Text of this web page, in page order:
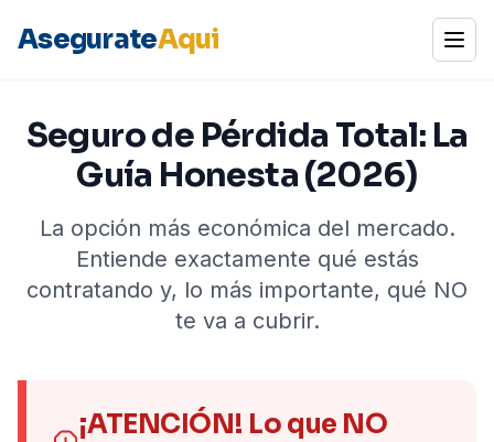
AsegurateAqui Abrir
Seguro de Pérdida Total: La
Guía Honesta (2026)
La opción más económica del mercado.
Entiende exactamente qué estás
contratando y, lo más importante, qué NO
te va a cubrir.
¡ATENCIÓN! Lo que NO